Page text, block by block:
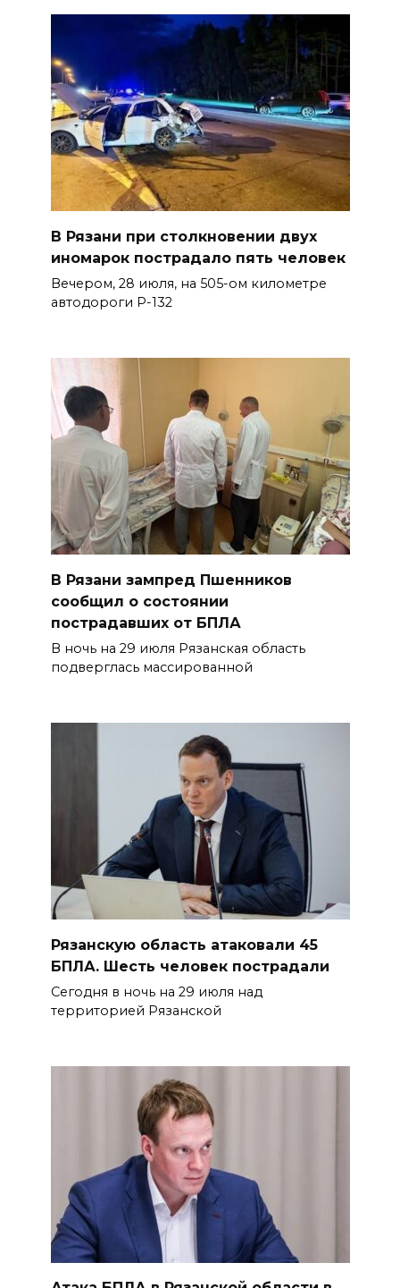
В Рязани при столкновении двух
иномарок пострадало пять человек
Вечером, 28 июля, на 505-ом километре
автодороги Р-132
В Рязани зампред Пшенников
сообщил о состоянии
пострадавших от БПЛА
В ночь на 29 июля Рязанская область
подверглась массированной
Рязанскую область атаковали 45
БПЛА. Шесть человек пострадали
Сегодня в ночь на 29 июля над
территорией Рязанской